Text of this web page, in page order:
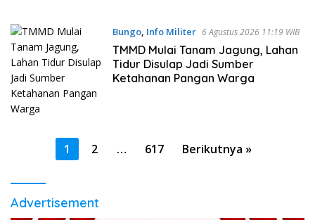
Bungo, Info Militer 6 Agustus 2026 11:19 WIB
TMMD Mulai Tanam Jagung, Lahan
Tidur Disulap Jadi Sumber
Ketahanan Pangan Warga
Paginasi
1 2 … 617 Berikutnya »
Advertisement